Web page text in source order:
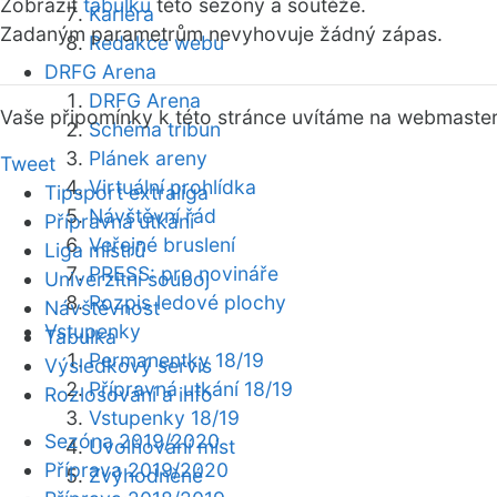
Kariéra
Redakce webu
DRFG Arena
DRFG Arena
Schéma tribun
Plánek areny
Virtuální prohlídka
Návštěvní řád
Veřejné bruslení
PRESS: pro novináře
Rozpis ledové plochy
Vstupenky
Permanentky 18/19
Přípravná utkání 18/19
Vstupenky 18/19
Uvolňování míst
Zvýhodněné
Zobrazit tabulku této sezóny a soutěže.
Zadaným parametrům nevyhovuje žádný zápas.
Vaše připomínky k této stránce uvítáme na webmaster
Tweet
Tipsport extraliga
Přípravná utkání
Liga mistrů
Univerzitní souboj
Návštěvnost
Tabulka
Výsledkový servis
Rozlosování a info
Sezóna 2019/2020
Příprava 2019/2020